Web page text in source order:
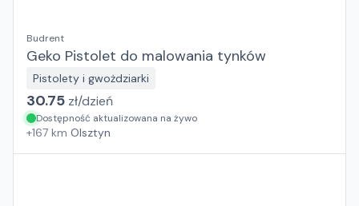
Budrent
Geko Pistolet do malowania tynków
Pistolety i gwożdziarki
30.75 zł/dzień
Dostępność aktualizowana na żywo
+167 km Olsztyn